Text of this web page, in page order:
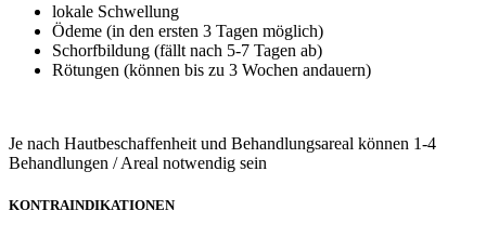
lokale Schwellung
Ödeme (in den ersten 3 Tagen möglich)
Schorfbildung (fällt nach 5-7 Tagen ab)
Rötungen (können bis zu 3 Wochen andauern)
Je nach Hautbeschaffenheit und Behandlungsareal können 1-4
Behandlungen / Areal notwendig sein
KONTRAINDIKATIONEN